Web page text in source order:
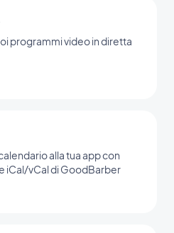
programmi video in diretta
alla tua app con
iCal/vCal di GoodBarber